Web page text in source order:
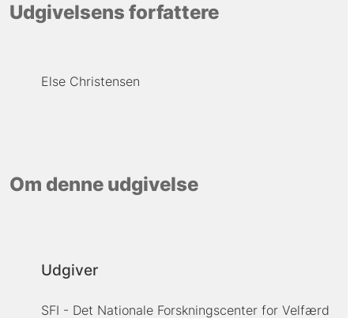
Udgivelsens forfattere
Else Christensen
Om denne udgivelse
Udgiver
SFI - Det Nationale Forskningscenter for Velfærd